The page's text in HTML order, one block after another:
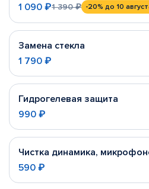
1 090 ₽1 390 ₽ -20% до 10
Замена стекла
1 790 ₽
Гидрогелевая защита
990 ₽
Чистка динамика,
590 ₽